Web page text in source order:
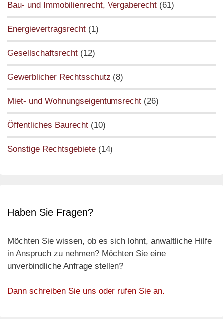
Bau- und Immobilienrecht, Vergaberecht (61)
Energievertragsrecht (1)
Gesellschaftsrecht (12)
Gewerblicher Rechtsschutz (8)
Miet- und Wohnungseigentumsrecht (26)
Öffentliches Baurecht (10)
Sonstige Rechtsgebiete (14)
Haben Sie Fragen?
Möchten Sie wissen, ob es sich lohnt, anwaltliche Hilfe
in Anspruch zu nehmen? Möchten Sie eine
unverbindliche Anfrage stellen?
Dann schreiben Sie uns oder rufen Sie an.